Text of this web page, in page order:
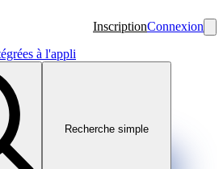
InscriptionConnexion
à l'appli
Recherche simple